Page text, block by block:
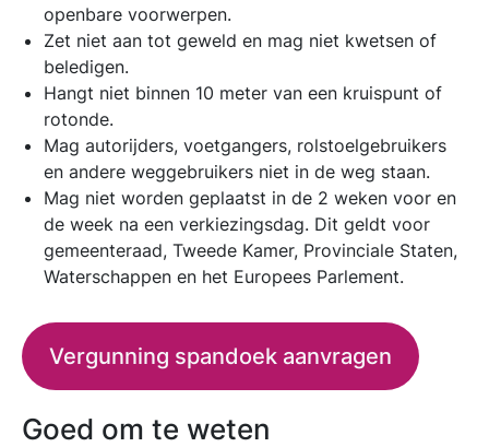
openbare voorwerpen.
Zet niet aan tot geweld en mag niet kwetsen of
beledigen.
Hangt niet binnen 10 meter van een kruispunt of
rotonde.
Mag autorijders, voetgangers, rolstoelgebruikers
en andere weggebruikers niet in de weg staan.
Mag niet worden geplaatst in de 2 weken voor en
de week na een verkiezingsdag. Dit geldt voor
gemeenteraad, Tweede Kamer, Provinciale Staten,
Waterschappen en het Europees Parlement.
Vergunning spandoek aanvragen
Goed om te weten